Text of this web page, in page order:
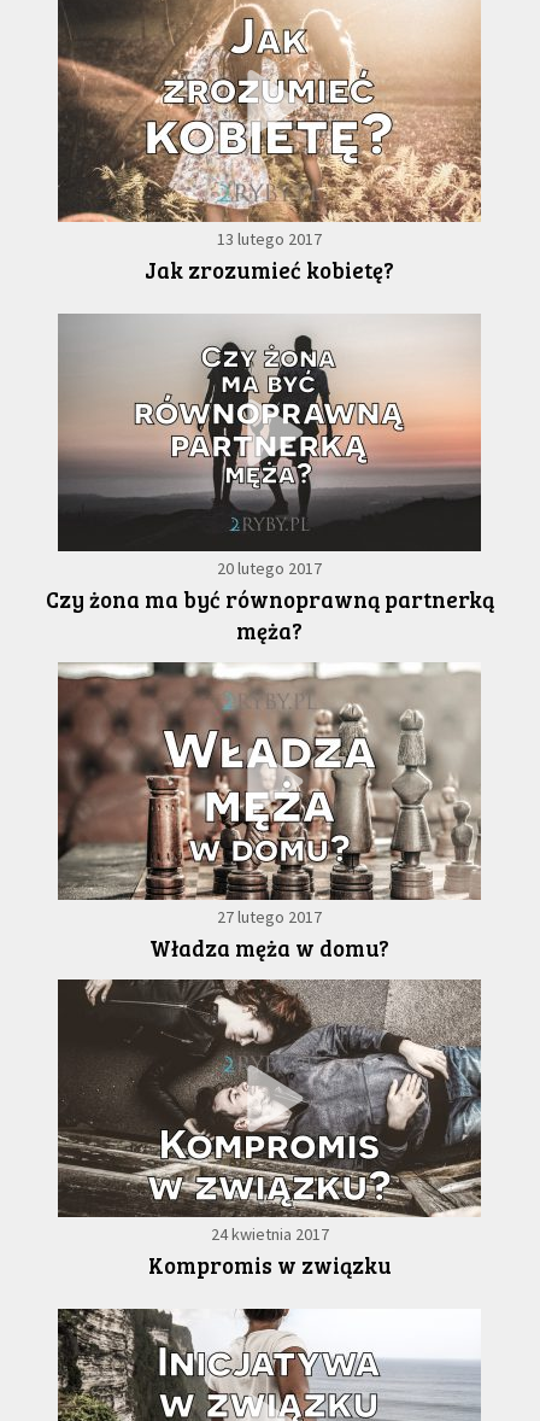
13 lutego 2017
Jak zrozumieć kobietę?
20 lutego 2017
Czy żona ma być równoprawną partnerką
męża?
27 lutego 2017
Władza męża w domu?
24 kwietnia 2017
Kompromis w związku